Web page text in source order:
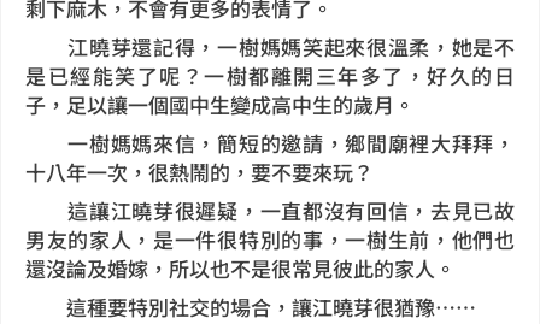
剩下麻木，不會有更多的表情了。
江曉芽還記得，一樹媽媽笑起來很溫柔，她是不
是已經能笑了呢？一樹都離開三年多了，好久的日
子，足以讓一個國中生變成高中生的歲月。
一樹媽媽來信，簡短的邀請，鄉間廟裡大拜拜，
十八年一次，很熱鬧的，要不要來玩？
這讓江曉芽很遲疑，一直都沒有回信，去見已故
男友的家人，是一件很特別的事，一樹生前，他們也
還沒論及婚嫁，所以也不是很常見彼此的家人。
這種要特別社交的場合，讓江曉芽很猶豫……